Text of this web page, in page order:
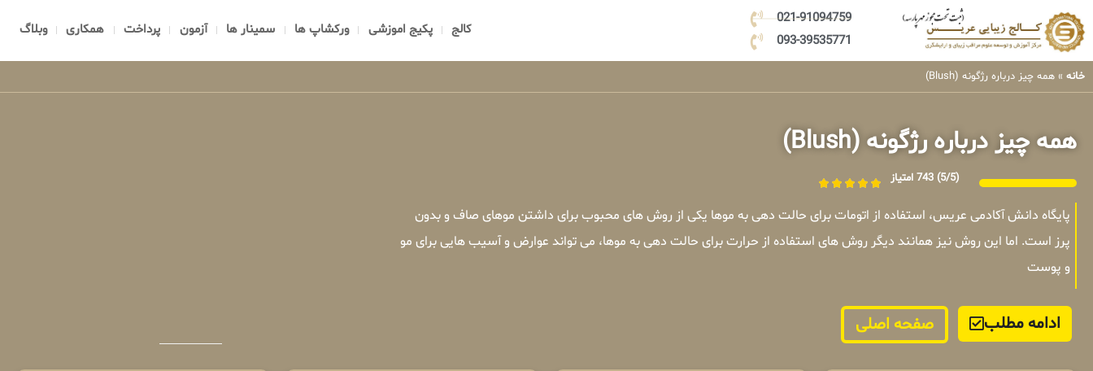
021-91094759
093-39535771
کالج پکیج اموزشی ورکشاپ ها سمینار ها آزمون پرداخت همکاری وبلاگ
خانه » همه چیز درباره رژگونه (Blush)
همه چیز درباره رژگونه (Blush)
(5/5) 743 امتیاز
پایگاه دانش آکادمی عریس، استفاده از اتومات برای حالت دهی به موها یکی از روش های محبوب برای داشتن موهای صاف و بدون
پرز است. اما این روش نیز همانند دیگر روش های استفاده از حرارت برای حالت دهی به موها، می تواند عوارض و آسیب هایی برای مو
و پوست
ادامه مطلب صفحه اصلی